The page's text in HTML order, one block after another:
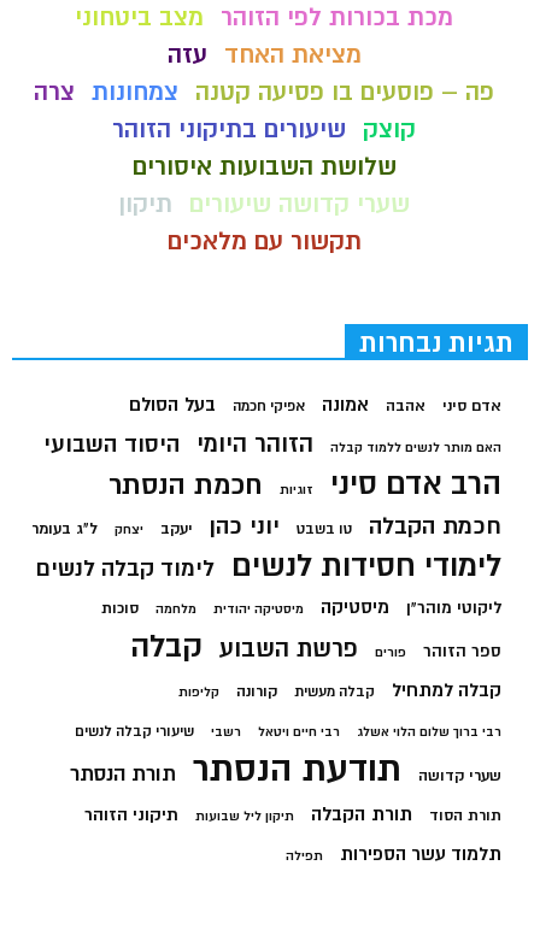
מכת בכורות לפי הזוהר
מצב ביטחוני
מציאת האחד
עזה
פה – פוסעים בו פסיעה קטנה
צמחונות צרה
קוצק
שיעורים בתיקוני הזוהר
שלושת השבועות איסורים
שערי קדושה שיעורים
תיקון
תקשור עם מלאכים
תגיות נבחרות
אדם סיני אהבה אמונה אפיקי חכמה בעל הסולם
האם מותר לנשים ללמוד קבלה הזוהר היומי היסוד השבועי
הרב אדם סיני זוגיות חכמת הנסתר
חכמת הקבלה טו בשבט יוני כהן יעקב יצחק ל"ג בעומר
לימודי חסידות לנשים לימוד קבלה לנשים
ליקוטי מוהר"ן מיסטיקה מיסטיקה יהודית מלחמה סוכות
ספר הזוהר פורים פרשת השבוע קבלה
קבלה למתחיל קבלה מעשית קורונה קליפות
רבי ברוך שלום הלוי אשלג רבי חיים ויטאל רשבי שיעורי קבלה לנשים
שערי קדושה תודעת הנסתר תורת הנסתר
תורת הסוד תורת הקבלה תיקון ליל שבועות תיקוני הזוהר
תלמוד עשר הספירות תפילה